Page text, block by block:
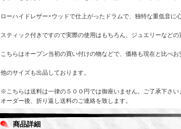
ローハイドレザー×ウッドで仕上がったドラムで、独特な重低音に
スティック付きですので実際の使用はもちろん、ジュエリーなどの
こちらはオープン当初の買い付けの物などで、価格も現在と比べお
他のサイズも出品しております。
※こちらは送料は一律の５００円では御座いません。ご了承下さい
オーダー後、折り返し送料のご連絡を致します。
商品詳細